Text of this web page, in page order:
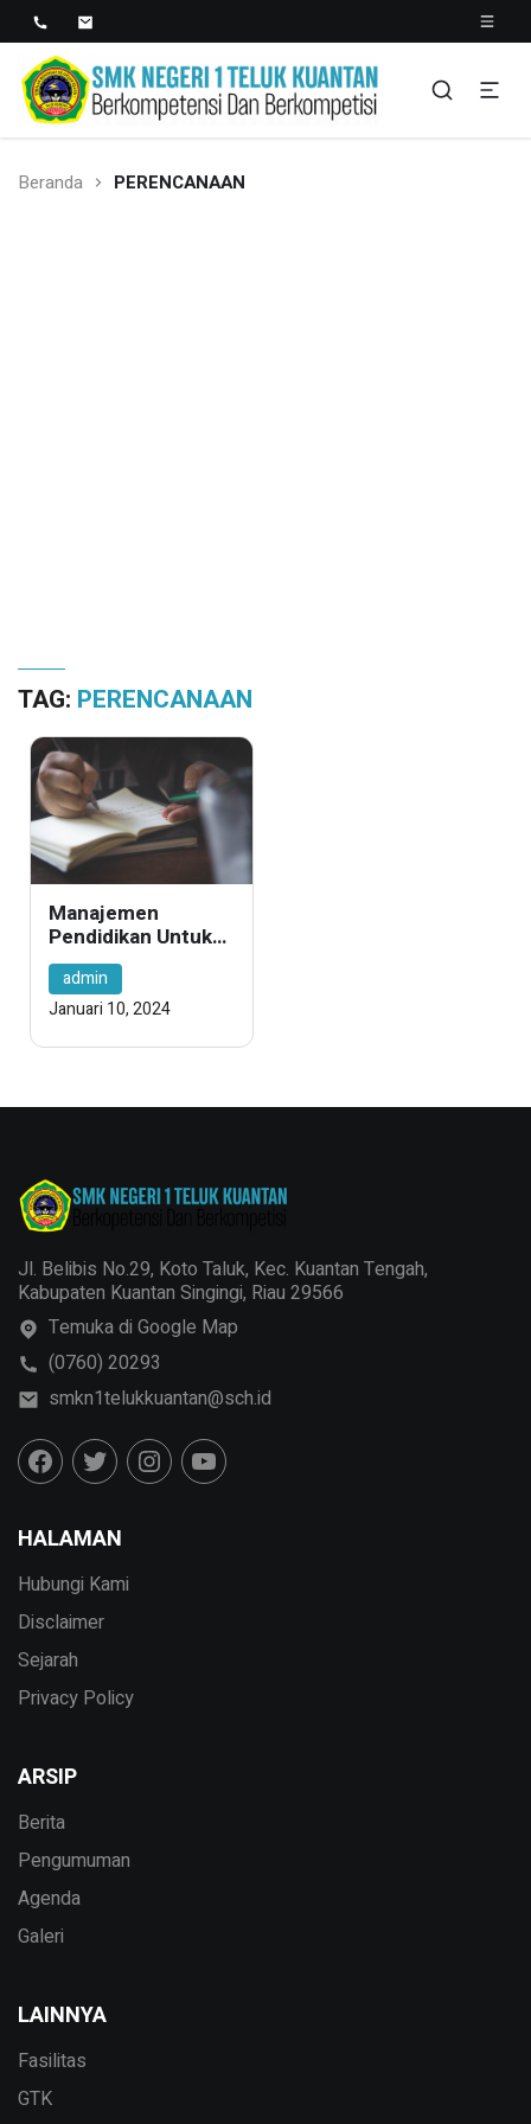
SMK NEGERI 1 TELUK
KUANTAN
Berkopetensi Dan Berkompetisi
Beranda PERENCANAAN
TAG: PERENCANAAN
Manajemen
Pendidikan Untuk
Membangun
Sistem Pendidikan
Yang Berkualitas
admin
Januari 10, 2024
Jl. Belibis No.29, Koto Taluk, Kec. Kuantan Tengah,
Kabupaten Kuantan Singingi, Riau 29566
Temuka di Google Map
(0760) 20293
smkn1telukkuantan@sch.id
HALAMAN
Hubungi Kami
Disclaimer
Sejarah
Privacy Policy
ARSIP
Berita
Pengumuman
Agenda
Galeri
LAINNYA
Fasilitas
GTK